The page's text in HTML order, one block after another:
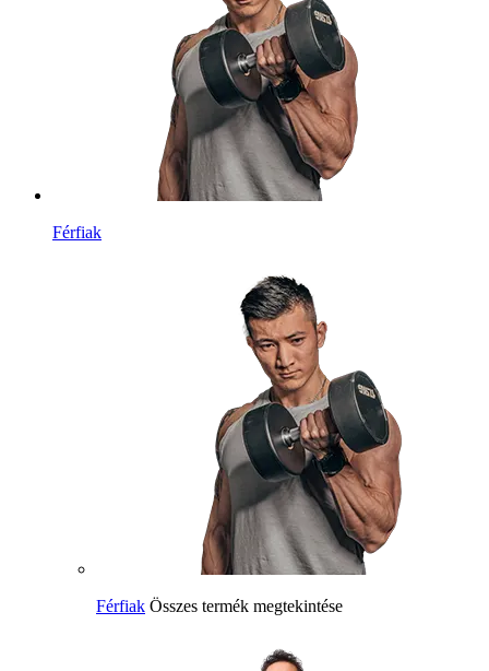
Férfiak
Férfiak Összes termék megtekintése